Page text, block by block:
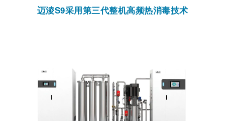
迈淩S9采用第三代整机高频热消毒技术